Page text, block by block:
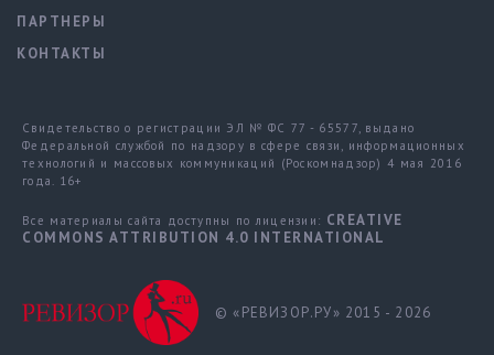
ПАРТНЕРЫ
КОНТАКТЫ
Свидетельство о регистрации ЭЛ № ФС 77 - 65577, выдано
Федеральной службой по надзору в сфере связи, информационных
технологий и массовых коммуникаций (Роскомнадзор) 4 мая 2016
года. 16+
Все материалы сайта доступны по лицензии: CREATIVE
COMMONS ATTRIBUTION 4.0 INTERNATIONAL
© «РЕВИЗОР.РУ» 2015 - 2026